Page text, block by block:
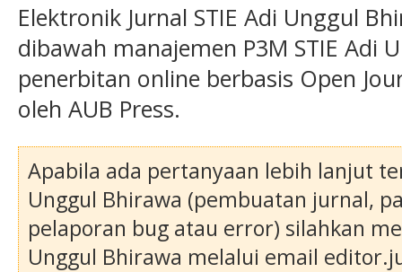
Elektronik Jurnal STIE Adi Unggul
dibawah manajemen P3M STIE Adi
penerbitan online berbasis Open
oleh AUB Press.
Apabila ada pertanyaan lebih lanjut
Unggul Bhirawa (pembuatan jurnal,
pelaporan bug atau error) silahkan
Unggul Bhirawa melalui email